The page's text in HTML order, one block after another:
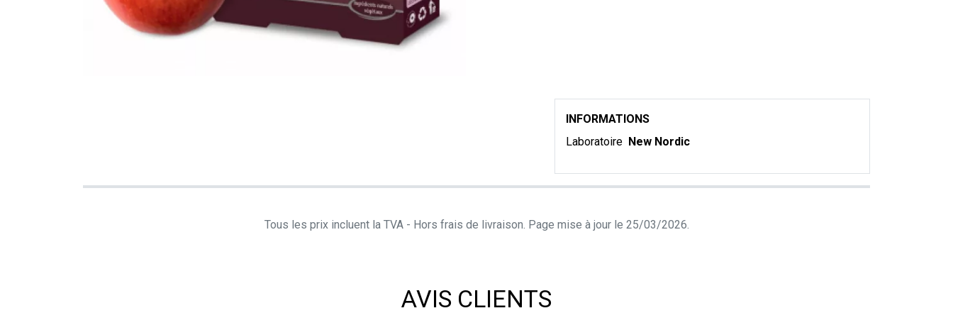
INFORMATIONS
Laboratoire New Nordic
Tous les prix incluent la TVA - Hors frais de livraison. Page mise à jour le 25/03/2026.
AVIS CLIENTS